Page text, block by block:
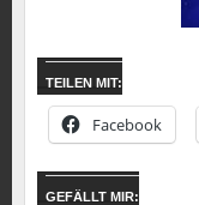
TEILEN MIT:
Facebook
GEFÄLLT MIR: